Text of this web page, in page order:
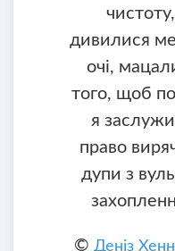
дивилися
очі,
того, щоб
я
право
дупи з
© Деніз